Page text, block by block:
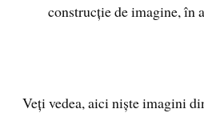
construcție de imagine, în
Veți vedea, aici niște imagini